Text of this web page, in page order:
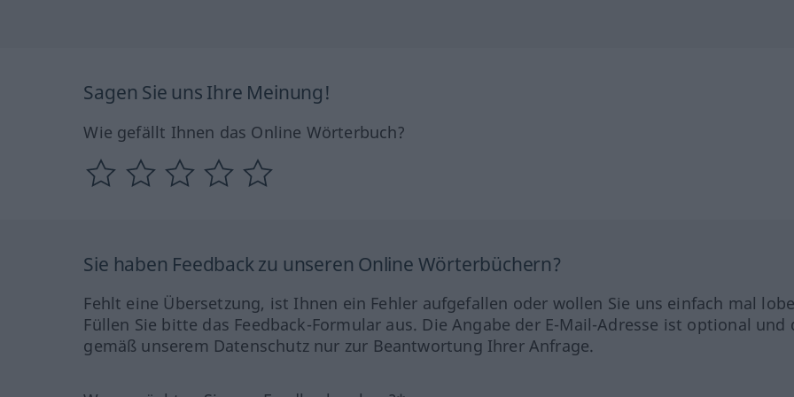
Sagen Sie uns Ihre Meinung!
Wie gefällt Ihnen das Online Wörterbuch?
Sie haben Feedback zu unseren Online Wörterbüchern?
Fehlt eine Übersetzung, ist Ihnen ein Fehler aufgefallen oder wollen Sie uns einfach mal
Füllen Sie bitte das Feedback-Formular aus. Die Angabe der E-Mail-Adresse ist optional und
gemäß unserem Datenschutz nur zur Beantwortung Ihrer Anfrage.